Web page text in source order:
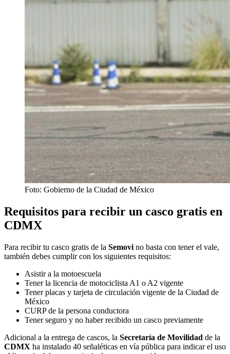
Foto: Gobierno de la Ciudad de México
Requisitos para recibir un casco gratis en
CDMX
Para recibir tu casco gratis de la Semovi no basta con tener el vale,
también debes cumplir con los siguientes requisitos:
Asistir a la motoescuela
Tener la licencia de motociclista A1 o A2 vigente
Tener placas y tarjeta de circulación vigente de la Ciudad de
México
CURP de la persona conductora
Tener seguro y no haber recibido un casco previamente
Adicional a la entrega de cascos, la Secretaría de Movilidad de la
CDMX ha instalado 40 señaléticas en vía pública para indicar el uso